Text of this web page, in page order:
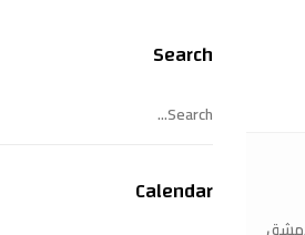
2025، الذي يُقام في دمشق
Search
Calendar